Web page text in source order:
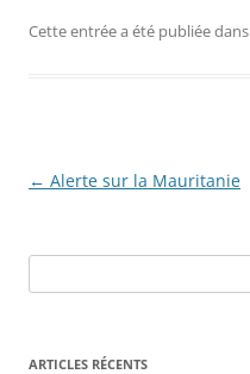
Cette entrée a été publiée dans
Navigation
← Alerte sur la Mauritanie
e
h
ARTICLES RÉCENTS